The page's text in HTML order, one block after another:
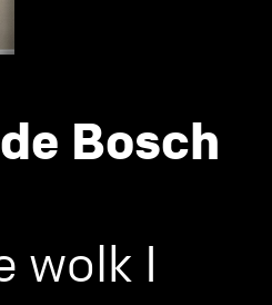
Bosch
wolk I